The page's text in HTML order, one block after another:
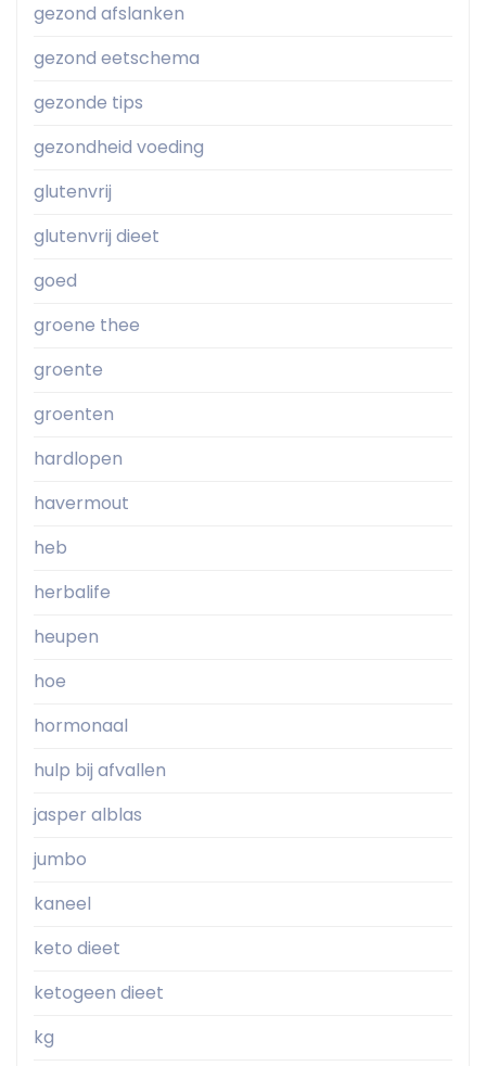
gezond afslanken
gezond eetschema
gezonde tips
gezondheid voeding
glutenvrij
glutenvrij dieet
goed
groene thee
groente
groenten
hardlopen
havermout
heb
herbalife
heupen
hoe
hormonaal
hulp bij afvallen
jasper alblas
jumbo
kaneel
keto dieet
ketogeen dieet
kg